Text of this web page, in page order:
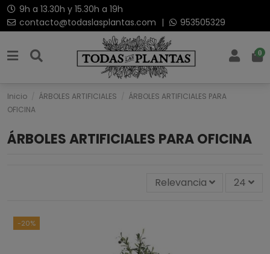
9h a 13.30h y 15.30h a 19h
contacto@todaslasplantas.com | 953505329
0
Inicio ÁRBOLES ARTIFICIALES
ÁRBOLES ARTIFICIALES PARA
OFICINA
ÁRBOLES ARTIFICIALES PARA OFICINA
Relevancia 24
-20%